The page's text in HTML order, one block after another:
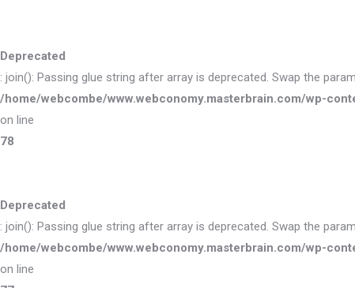
Deprecated
: join(): Passing glue string after array is deprecated. Swap the
/home/webcombe/www.webconomy.masterbrain.com/wp-
on line
78
Deprecated
: join(): Passing glue string after array is deprecated. Swap the
/home/webcombe/www.webconomy.masterbrain.com/wp-
on line